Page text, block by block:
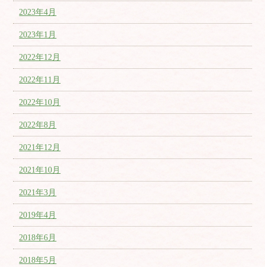
2023年4月
2023年1月
2022年12月
2022年11月
2022年10月
2022年8月
2021年12月
2021年10月
2021年3月
2019年4月
2018年6月
2018年5月